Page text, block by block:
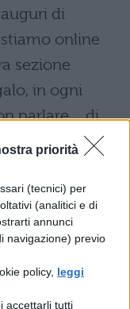
priorità
(tecnici) per
(analitici e di
annunci
navigazione) previo
policy, leggi
accettarli tutti
di
online
sezione
in ogni
parlare… di
2014